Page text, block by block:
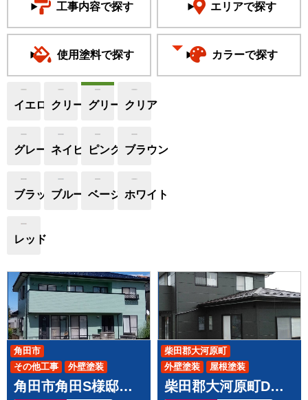
工事内容で探す エリアで探す
使用塗料で探す カラーで探す
イエロークリームグリーンクリア
グレー ネイビーピンク ブラウン
ブラックブルー ベージュホワイト
レッド
角田市角田S様邸で 屋根外壁塗装工事させて頂きました
その他工事
外壁塗装
屋根塗装
角田市
柴田郡大河原町D様邸で 屋根外壁塗装させて頂きました
外壁塗装 屋根塗装
柴田郡大河原町